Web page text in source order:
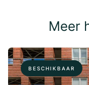
Meer
BESCHIKBAAR